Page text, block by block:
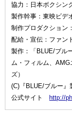
協力：日本ボクシン
製作幹事：東映ビデ
制作プロダクション
配給・宣伝：ファン
製作：「BLUE/ブル
ム・フィルム、
ズ）
(C)『BLUE/ブルー』
公式サイトhttp://